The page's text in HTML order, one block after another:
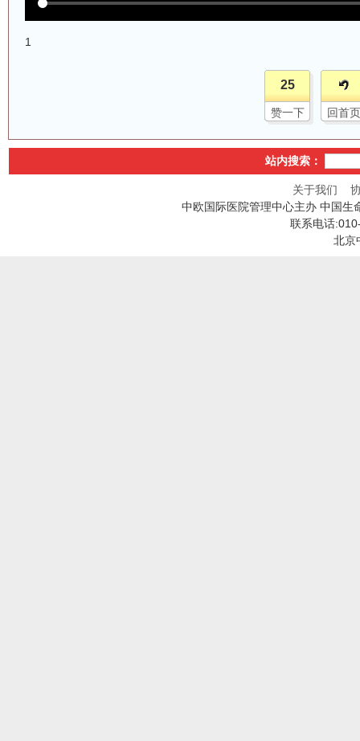
1
25
赞一下 回首页
站内搜索：
关于我们
中欧国际医院管理中心主办 中国生
联系电话
北京